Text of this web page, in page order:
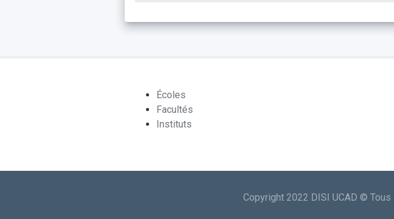
Écoles
Facultés
Instituts
Copyright 2022 DISI UCAD ©